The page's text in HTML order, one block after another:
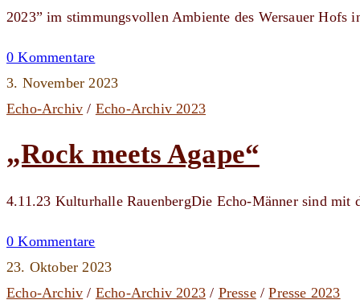
2023” im stimmungsvollen Ambiente des Wersauer
0 Kommentare
3. November 2023
Echo-Archiv / Echo-Archiv 2023
„Rock meets Agape“
4.11.23 Kulturhalle RauenbergDie Echo-Männer sind mit
0 Kommentare
23. Oktober 2023
Echo-Archiv / Echo-Archiv 2023 / Presse/Presse 2023